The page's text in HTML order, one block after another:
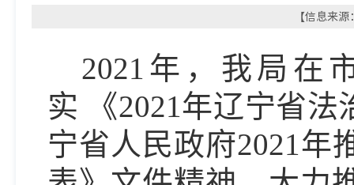
【信息来
2021 年，我局在
实
《2021年辽宁省法
宁省人民政府2021年